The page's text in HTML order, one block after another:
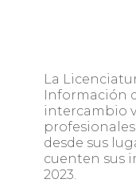
La
Información
intercambio
desde sus
cuenten sus
2023.